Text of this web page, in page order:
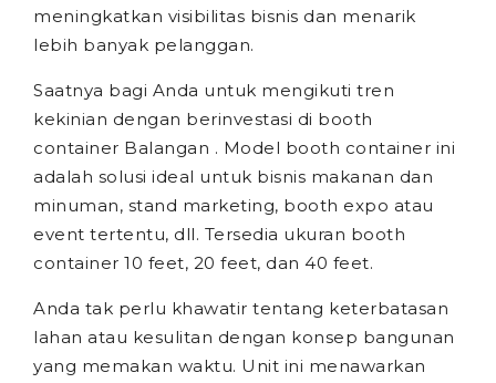
meningkatkan visibilitas bisnis dan menarik
lebih banyak pelanggan.
Saatnya bagi Anda untuk mengikuti tren
kekinian dengan berinvestasi di booth
container Balangan . Model booth container ini
adalah solusi ideal untuk bisnis makanan dan
minuman, stand marketing, booth expo atau
event tertentu, dll. Tersedia ukuran booth
container 10 feet, 20 feet, dan 40 feet.
Anda tak perlu khawatir tentang keterbatasan
lahan atau kesulitan dengan konsep bangunan
yang memakan waktu. Unit ini menawarkan